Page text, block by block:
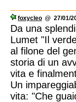
foxycleo @ 27/01/
Da una
Lumet "Il
al filone del
storia di un
vita e
Un
vita: "Che